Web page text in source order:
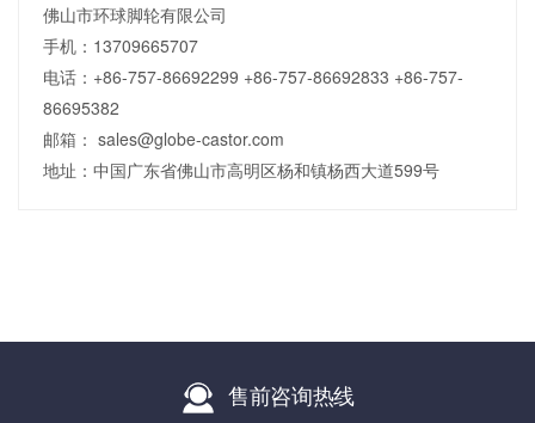
佛山市环球脚轮有限公司
手机：13709665707
电话：+86-757-86692299 +86-757-86692833 +86-757-
86695382
邮箱： sales@globe-castor.com
地址：中国广东省佛山市高明区杨和镇杨西大道599号
售前咨询热线